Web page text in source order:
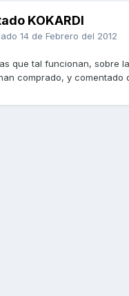
KOKARDI
14 de Febrero del 2012
que tal funcionan, sobre
comprado, y comentado